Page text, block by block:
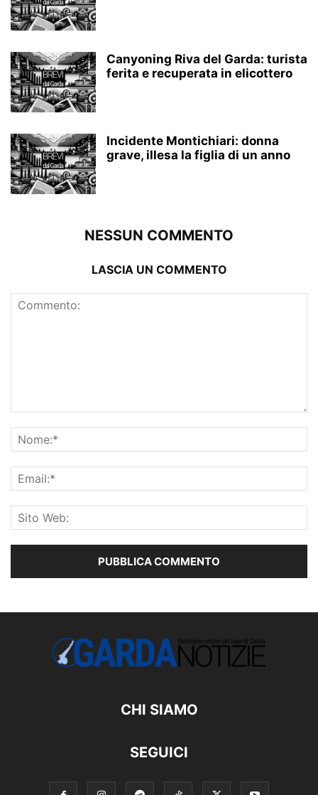
Canyoning Riva del Garda: turista
ferita e recuperata in elicottero
Incidente Montichiari: donna
grave, illesa la figlia di un anno
NESSUN COMMENTO
LASCIA UN COMMENTO
CHI SIAMO
SEGUICI